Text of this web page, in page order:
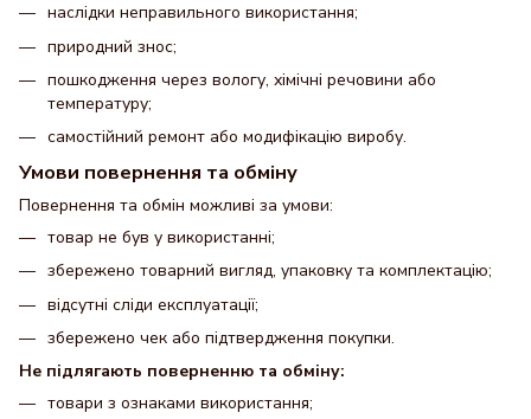
наслідки неправильного використання;
природний знос;
пошкодження через вологу, хімічні речовини або
температуру;
самостійний ремонт або модифікацію виробу.
Умови повернення та обміну
Повернення та обмін можливі за умови:
товар не був у використанні;
збережено товарний вигляд, упаковку та комплектацію;
відсутні сліди експлуатації;
збережено чек або підтвердження покупки.
Не підлягають поверненню та обміну:
товари з ознаками використання;